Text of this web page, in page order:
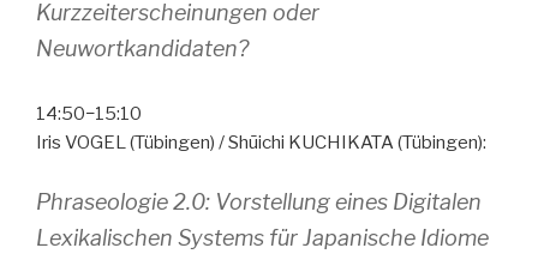
Kurzzeiterscheinungen oder
Neuwortkandidaten?
14:50−15:10
Iris VOGEL (Tübingen) / Shūichi KUCHIKATA (Tübingen):
Phraseologie 2.0: Vorstellung eines Digitalen
Lexikalischen Systems für Japanische Idiome